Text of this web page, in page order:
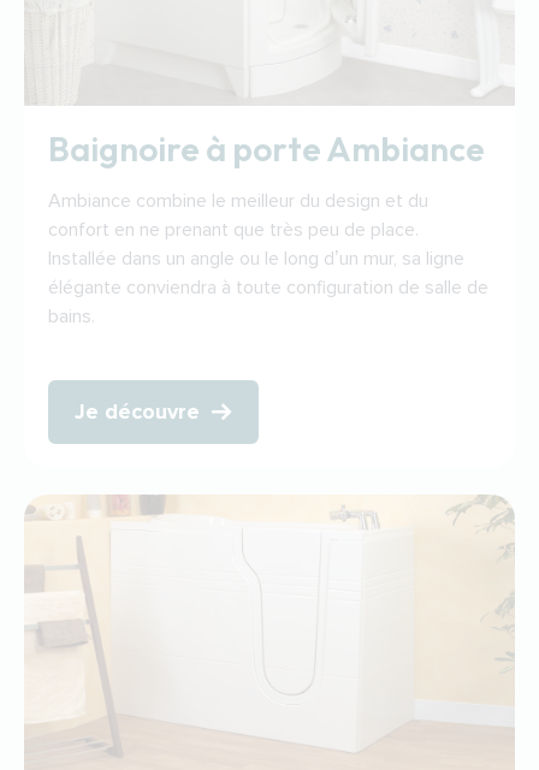
Baignoire à porte Ambiance
Ambiance combine le meilleur du design et du
confort en ne prenant que très peu de place.
Installée dans un angle ou le long d’un mur, sa ligne
élégante conviendra à toute configuration de salle de
bains.
Je découvre